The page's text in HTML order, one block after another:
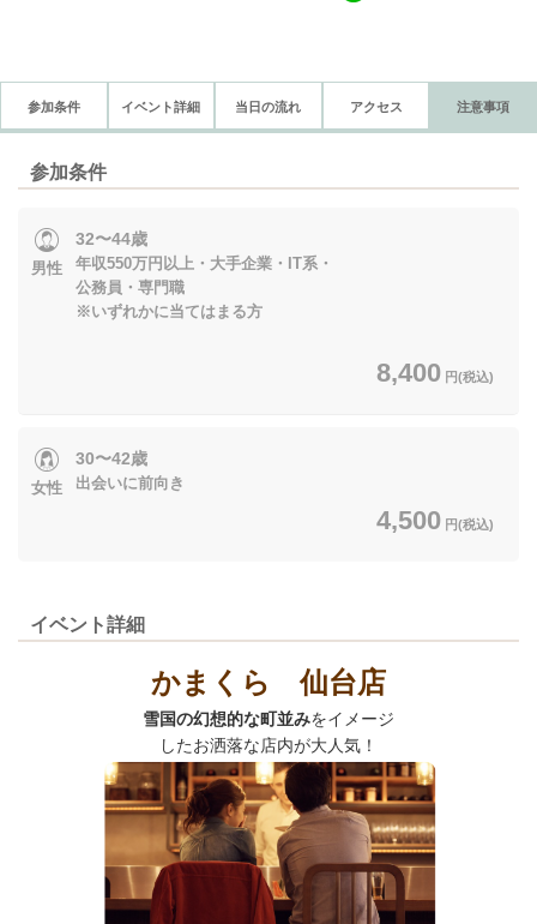
参加条件 イベント詳細 当日の流れ アクセス 注意事項
参加条件
男性
32〜44歳
年収550万円以上・大手企業・IT系・
公務員・専門職
※いずれかに当てはまる方
8,400 円(税込)
女性
30〜42歳
出会いに前向き
4,500 円(税込)
イベント詳細
かまくら 仙台店
雪国の幻想的な町並みをイメージ
したお洒落な店内が大人気！